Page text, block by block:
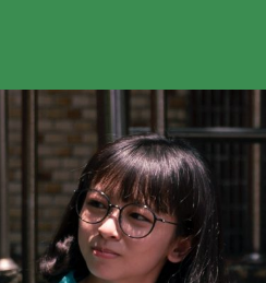
今月のスケジュール
MONTHLY SCHEDULE